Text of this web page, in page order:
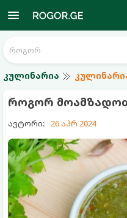
კულინარია
როგორ
ავტორი: 26 აპრ 2024